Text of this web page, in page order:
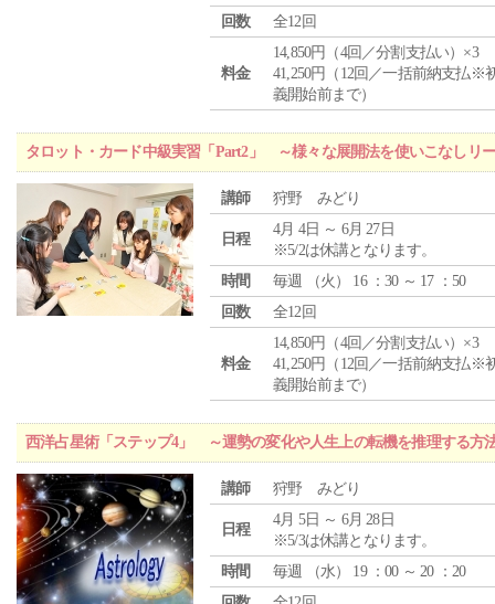
回数
全12回
料金
14,850円（4回／分割支払い）×3
41,250円（12回／一括前納支払※
義開始前まで）
タロット・カード中級実習「Part2」 ～様々な展開法を使いこなしリ
講師 狩野 みどり
日程
4月 4日 ～ 6月 27日
※5/2は休講となります。
時間
毎週 （火 ） 16 ：30 ～ 17 ：50
回数
全12回
料金
14,850円（4回／分割支払い）×3
41,250円（12回／一括前納支払※
義開始前まで）
西洋占星術「ステップ4」 ～運勢の変化や人生上の転機を推理する方
講師 狩野 みどり
日程
4月 5日 ～ 6月 28日
※5/3は休講となります。
時間
毎週 （水） 19 ：00 ～ 20 ：20